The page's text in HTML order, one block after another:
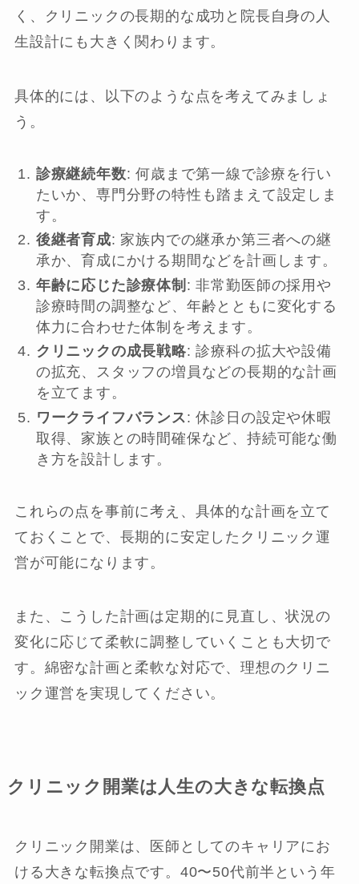
く、クリニックの長期的な成功と院長自身の人
生設計にも大きく関わります。
具体的には、以下のような点を考えてみましょ
う。
診療継続年数: 何歳まで第一線で診療を行い
たいか、専門分野の特性も踏まえて設定しま
す。
後継者育成: 家族内での継承か第三者への継
承か、育成にかける期間などを計画します。
年齢に応じた診療体制 : 非常勤医師の採用や
診療時間の調整など、年齢とともに変化する
体力に合わせた体制を考えます。
クリニックの成長戦略: 診療科の拡大や設備
の拡充、スタッフの増員などの長期的な計画
を立てます。
ワークライフバランス : 休診日の設定や休暇
取得、家族との時間確保など、持続可能な働
き方を設計します。
これらの点を事前に考え、具体的な計画を立て
ておくことで、長期的に安定したクリニック運
営が可能になります。
また、こうした計画は定期的に見直し、状況の
変化に応じて柔軟に調整していくことも大切で
す。綿密な計画と柔軟な対応で、理想のクリニ
ック運営を実現してください。
クリニック開業は人生の大きな転換点
クリニック開業は、医師としてのキャリアにお
ける大きな転換点です。40〜50代前半という年